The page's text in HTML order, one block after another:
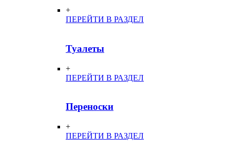
+
ПЕРЕЙТИ В РАЗДЕЛ
Туалеты
+
ПЕРЕЙТИ В РАЗДЕЛ
Переноски
+
ПЕРЕЙТИ В РАЗДЕЛ